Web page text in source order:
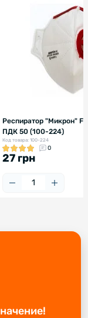
Респиратор "Микрон"
ПДК 50 (100-224)
Код товара: 100-224
0
27 грн